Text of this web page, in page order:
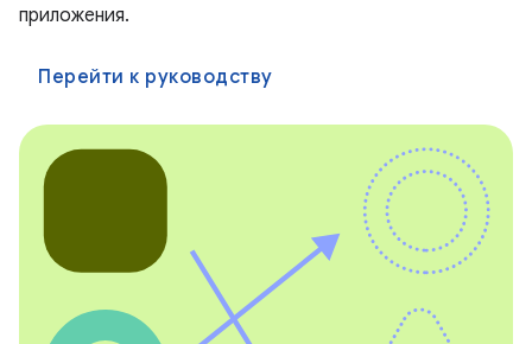
приложения.
Перейти к руководству